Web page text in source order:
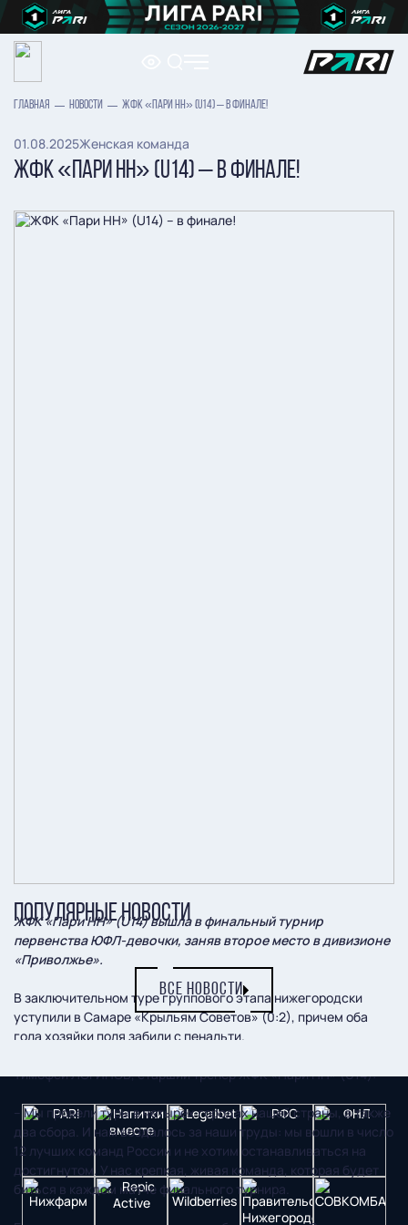
ГЛАВНАЯ НОВОСТИ ЖФК «ПАРИ НН» (U14) – В ФИНАЛЕ!
01.08.2025Женская команда
ЖФК «ПАРИ НН» (U14) – В ФИНАЛЕ!
ЖФК «Пари НН» (U14) вышла в финальный турнир
первенства ЮФЛ-девочки, заняв второе место в дивизионе
«Приволжье».
В заключительном туре группового этапа нижегородски
уступили в Самаре «Крыльям Советов» (0:2), причем оба
гола хозяйки поля забили с пенальти.
Тимофей ЛОГИНОВ, старший тренер ЖФК «Пари НН» (U14):
– Мы провели туры в четырех городах нашей страны, а также
два сбора. И нам воздалось за наши труды: мы вошли в число
12 лучших команд России и не хотим останавливаться на
достигнутом. У нас крепкая, живая команда, которая будет
биться в каждом матче финального турнира.
ПОПУЛЯРНЫЕ НОВОСТИ
ВСЕ НОВОСТИ